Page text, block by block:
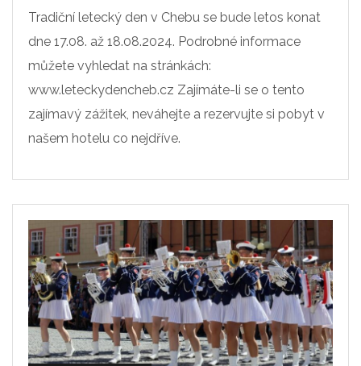
Tradiční letecký den v Chebu se bude letos konat
dne 17.08. až 18.08.2024. Podrobné informace
můžete vyhledat na stránkách:
www.leteckydencheb.cz Zajímáte-li se o tento
zajímavý zážitek, neváhejte a rezervujte si pobyt v
našem hotelu co nejdříve.